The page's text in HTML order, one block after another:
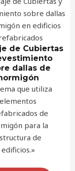
de Cubiertas
dallas de
que utiliza
elementos
de
para la
de
edificios.»